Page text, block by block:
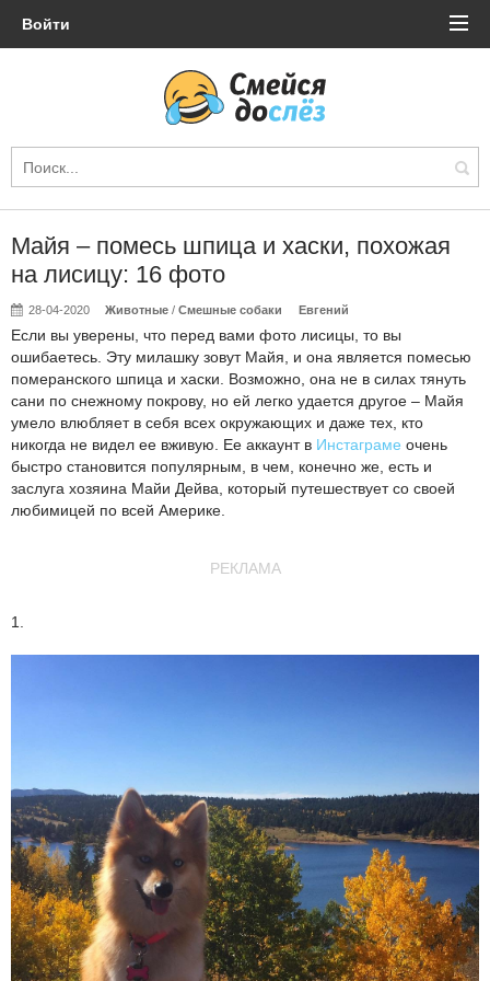
Войти
Майя – помесь шпица и хаски, похожая
на лисицу: 16 фото
28-04-2020 Животные /Смешные собаки Евгений
Если вы уверены, что перед вами фото лисицы, то вы
ошибаетесь. Эту милашку зовут Майя, и она является помесью
померанского шпица и хаски. Возможно, она не в силах тянуть
сани по снежному покрову, но ей легко удается другое – Майя
умело влюбляет в себя всех окружающих и даже тех, кто
никогда не видел ее вживую. Ее аккаунт в Инстаграме очень
быстро становится популярным, в чем, конечно же, есть и
заслуга хозяина Майи Дейва, который путешествует со своей
любимицей по всей Америке.
РЕКЛАМА
1.